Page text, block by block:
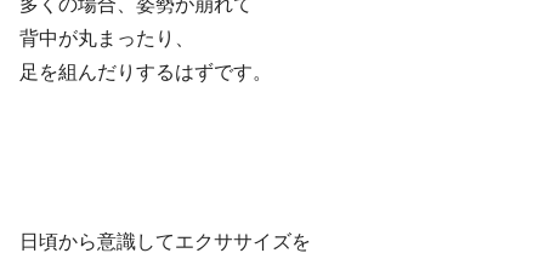
背中が丸まったり、
足を組んだりするはずです。
日頃から意識してエクササイズを